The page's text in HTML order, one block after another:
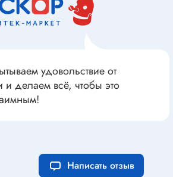
удовольствие от
делаем всё, чтобы это
Написать отзыв